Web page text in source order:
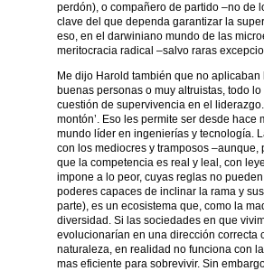
perdón), o compañero de partido –no de
clave del que dependa garantizar la
eso, en el darwiniano mundo de las
meritocracia radical –salvo raras
Me dijo Harold también que no aplicaban
buenas personas o muy altruistas, todo
cuestión de supervivencia en el
montón’. Eso les permite ser desde
mundo líder en ingenierías y tecnología.
con los mediocres y tramposos
que la competencia es real y leal, con
impone a lo peor, cuyas reglas no
poderes capaces de inclinar la rama y
parte), es un ecosistema que, como la
diversidad. Si las sociedades en que
evolucionarían en una dirección correcta
naturaleza, en realidad no funciona con
mas eficiente para sobrevivir. Sin